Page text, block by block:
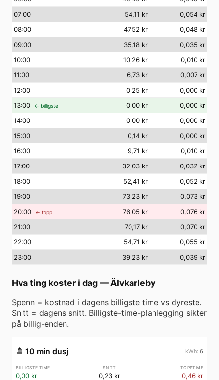
07:00 54,11 kr
0,054 kr
08:00 47,52 kr
0,048 kr
09:00 35,18 kr
0,035 kr
10:00 10,26 kr
0,010 kr
11:00 6,73 kr
0,007 kr
12:00 0,25 kr
0,000 kr
13:00 ← billigste 0,00 kr
0,000 kr
14:00 0,00 kr
0,000 kr
15:00 0,14 kr
0,000 kr
16:00 9,71 kr
0,010 kr
17:00 32,03 kr
0,032 kr
18:00 52,41 kr
0,052 kr
19:00 73,23 kr
0,073 kr
20:00 ← topp 76,05 kr
0,076 kr
21:00 70,17 kr
0,070 kr
22:00 54,71 kr
0,055 kr
23:00 39,23 kr 0,039 kr
Hva ting koster i dag— Älvkarleby
Spenn = kostnad i dagens billigste time vs dyreste.
Snitt = dagens snitt. Billigste-time-planlegging sikter
på billig-enden.
🚿 10 min dusj 6
0,00 kr 0,23 kr 0,46 kr